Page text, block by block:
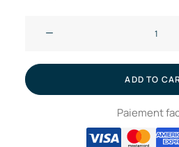
-
A1
ADD TO
Paiement